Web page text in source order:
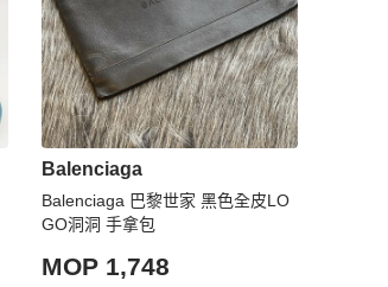
Balenciaga
Balenciaga 巴黎世家 黑色全皮LO
GO洞洞 手拿包
MOP 1,748